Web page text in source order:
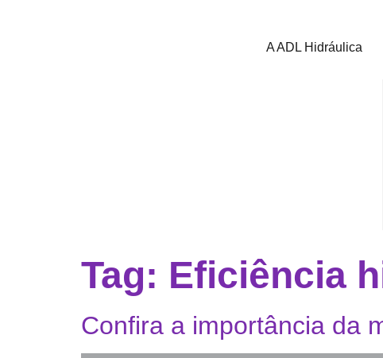
A ADL Hidráulica
Tag: Eficiência
Confira a importância da